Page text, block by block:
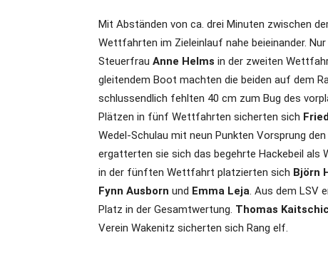
Mit Abständen von ca. drei Minuten zwischen
Wettfahrten im Zieleinlauf nahe beieinander.
Steuerfrau Anne Helms in der zweiten
gleitendem Boot machten die beiden auf dem
schlussendlich fehlten 40 cm zum Bug des
Plätzen in fünf Wettfahrten sicherten sich
Wedel-Schulau mit neun Punkten Vorsprung
ergatterten sie sich das begehrte Hackebeil als
in der fünften Wettfahrt platzierten sich Björn
Fynn Ausborn und Emma Leja. Aus dem LSV
Platz in der Gesamtwertung. Thomas
Verein Wakenitz sicherten sich Rang elf.